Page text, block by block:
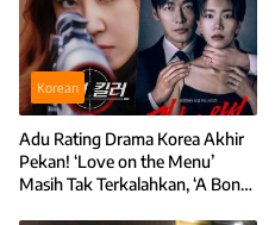
Korean
Adu Rating Drama Korea Akhir
Pekan! ‘Love on the Menu’
Masih Tak Terkalahkan, ‘A Bona